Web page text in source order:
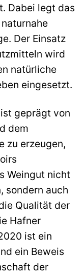
Dabei legt das
Der Einsatz
wird
natürliche
eingesetzt.
geprägt von
dem
zu erzeugen,
Weingut nicht
sondern auch
Qualität der
Hafner
ist ein
ein Beweis
der